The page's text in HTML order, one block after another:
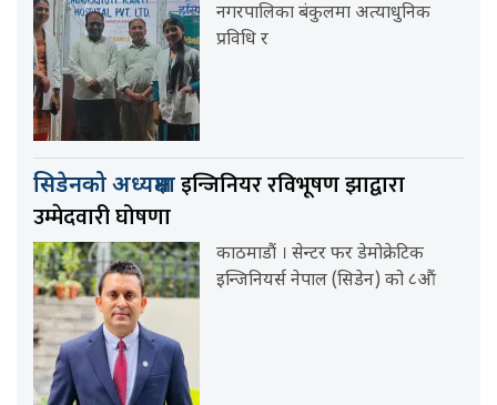
नगरपालिका बंकुलमा अत्याधुनिक
प्रविधि र
सिडेनको अध्यक्षमाइन्जिनियर रविभूषण झाद्वारा
उम्मेदवारी घोषणा
काठमाडौं । सेन्टर फर डेमोक्रेटिक
इन्जिनियर्स नेपाल (सिडेन) को ८औं